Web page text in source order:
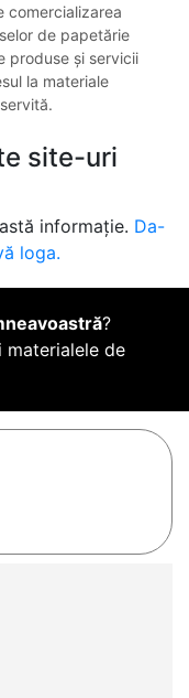
comercializarea
de papetărie
produse și servicii
la materiale
site-uri
informație. Da-
loga.
?
materialele de